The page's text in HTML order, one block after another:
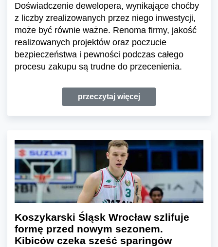
Doświadczenie dewelopera, wynikające choćby
z liczby zrealizowanych przez niego inwestycji,
może być równie ważne. Renoma firmy, jakość
realizowanych projektów oraz poczucie
bezpieczeństwa i pewności podczas całego
procesu zakupu są trudne do przecenienia.
przeczytaj więcej
Koszykarski Śląsk Wrocław szlifuje
formę przed nowym sezonem.
Kibiców czeka sześć sparingów